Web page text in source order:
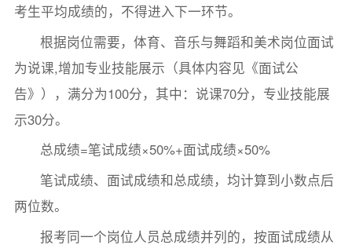
考生平均成绩的，不得进入下一环节。
根据岗位需要，体育、音乐与舞蹈和美术岗位面试
为说课,增加专业技能展示（具体内容见《面试公
告》），满分为100分，其中：说课70分，专业技能展
示30分。
总成绩=笔试成绩×50%+面试成绩×50%
笔试成绩、面试成绩和总成绩，均计算到小数点后
两位数。
报考同一个岗位人员总成绩并列的，按面试成绩从